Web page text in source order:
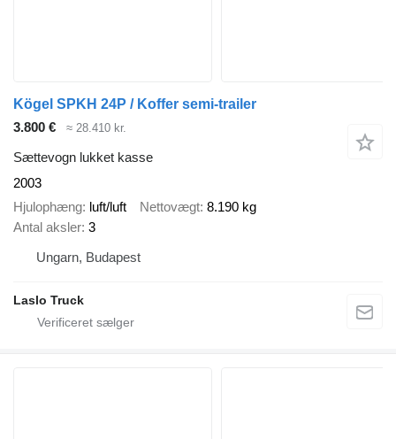
Kögel SPKH 24P / Koffer semi-trailer
3.800 €
≈ 28.410 kr.
Sættevogn lukket kasse
2003
Hjulophæng luft/luft Nettovægt 8.190 kg
Antal aksler 3
Ungarn, Budapest
Laslo Truck